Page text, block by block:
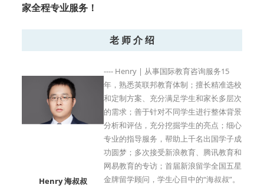
家全程专业服务！
老 师 介 绍
Henry 海叔叔
---- Henry | 从事国际教育咨询服务15
年，熟悉英联邦教育体制；擅长精准选校
和定制方案、充分满足学生和家长多层次
的需求；善于针对不同学生进行整体背景
分析和评估，充分挖掘学生的亮点；细心
专业的指导服务，帮助上千名出国学子成
功圆梦；多次接受新浪教育、腾讯教育和
网易教育的专访；首届新浪留学全国五星
金牌留学顾问，学生心目中的“海叔叔”。